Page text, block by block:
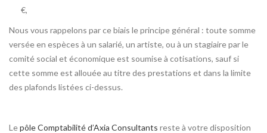
€,
Nous vous rappelons par ce biais le principe général : toute somme
versée en espèces à un salarié, un artiste, ou à un stagiaire par le
comité social et économique est soumise à cotisations, sauf si
cette somme est allouée au titre des prestations et dans la limite
des plafonds listées ci-dessus.
Lepôle Comptabilité d’Axia Consultants reste à votre disposition